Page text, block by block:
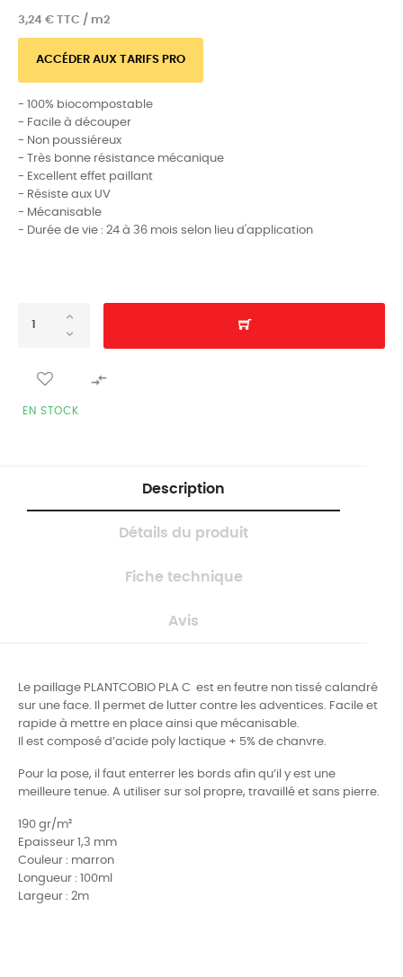
3,24 € TTC / m2
ACCÉDER AUX TARIFS PRO
- 100% biocompostable
- Facile à découper
- Non poussiéreux
- Très bonne résistance mécanique
- Excellent effet paillant
- Résiste aux UV
- Mécanisable
- Durée de vie : 24 à 36 mois selon lieu d'application

EN STOCK
Description
Détails du produit
Fiche technique
Avis
Le paillage PLANTCOBIO PLA C est en feutre non tissé calandré
sur une face. Il permet de lutter contre les adventices. Facile et
rapide à mettre en place ainsi que mécanisable.
Il est composé d’acide poly lactique + 5% de chanvre.
Pour la pose, il faut enterrer les bords afin qu’il y est une
meilleure tenue. A utiliser sur sol propre, travaillé et sans pierre.
190 gr/m²
Epaisseur 1,3 mm
Couleur : marron
Longueur : 100ml
Largeur : 2m